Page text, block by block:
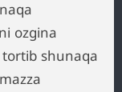
ozgina
shunaqa